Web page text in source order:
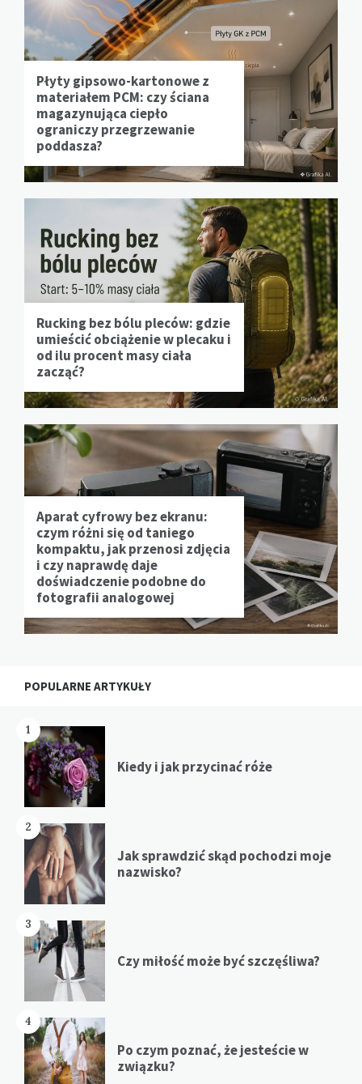
Płyty gipsowo-kartonowe z
materiałem PCM: czy ściana
magazynująca ciepło
ograniczy przegrzewanie
poddasza?
Rucking bez bólu pleców: gdzie
umieścić obciążenie w plecaku i
od ilu procent masy ciała
zacząć?
Aparat cyfrowy bez ekranu:
czym różni się od taniego
kompaktu, jak przenosi zdjęcia
i czy naprawdę daje
doświadczenie podobne do
fotografii analogowej
POPULARNE ARTYKUŁY
1
Kiedy i jak przycinać róże
2
Jak sprawdzić skąd pochodzi moje
nazwisko?
3
Czy miłość może być szczęśliwa?
4
Po czym poznać, że jesteście w
związku?